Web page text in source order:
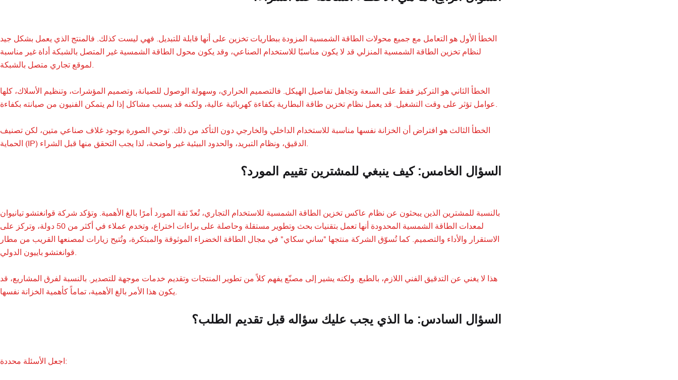
الخطأ الأول هو التعامل مع جميع محولات الطاقة الشمسية المزودة ببطاريات تخزين على أنها قابلة للتبديل. فهي ليست كذلك. فالمنتج الذي يعمل بشكل جيد
لنظام تخزين الطاقة الشمسية المنزلي قد لا يكون مناسبًا للاستخدام الصناعي، وقد يكون محول الطاقة الشمسية غير المتصل بالشبكة أداة غير مناسبة
لموقع تجاري متصل بالشبكة.
الخطأ الثاني هو التركيز فقط على السعة وتجاهل تفاصيل الهيكل. فالتصميم الحراري، وسهولة الوصول للصيانة، وتصميم المؤشرات، وتنظيم الأسلاك، كلها
عوامل تؤثر على وقت التشغيل. قد يعمل نظام تخزين طاقة البطارية بكفاءة كهربائية عالية، ولكنه قد يسبب مشاكل إذا لم يتمكن الفنيون من صيانته بكفاءة.
الخطأ الثالث هو افتراض أن الخزانة نفسها مناسبة للاستخدام الداخلي والخارجي دون التأكد من ذلك. توحي الصورة بوجود غلاف صناعي متين، لكن تصنيف
الحماية (IP) الدقيق، ونظام التبريد، والحدود البيئية غير واضحة، لذا يجب التحقق منها قبل الشراء.
السؤال الخامس: كيف ينبغي للمشترين تقييم المورد؟
بالنسبة للمشترين الذين يبحثون عن نظام عاكس تخزين الطاقة الشمسية للاستخدام التجاري، تُعدّ ثقة المورد أمرًا بالغ الأهمية. وتؤكد شركة قوانغتشو تيانيوان
لمعدات الطاقة الشمسية المحدودة أنها تعمل بتقنيات بحث وتطوير مستقلة وحاصلة على براءات اختراع، وتخدم عملاء في أكثر من 50 دولة، وتركز على
الاستقرار والأداء والتصميم. كما تُسوّق الشركة منتجها "ساني سكاي" في مجال الطاقة الخضراء الموثوقة والمبتكرة، وتُتيح زيارات لمصنعها القريب من مطار
قوانغتشو باييون الدولي.
هذا لا يغني عن التدقيق الفني اللازم، بالطبع. ولكنه يشير إلى مصنّع يفهم كلاً من تطوير المنتجات وتقديم خدمات موجهة للتصدير. بالنسبة لفرق المشاريع، قد
يكون هذا الأمر بالغ الأهمية، تماماً كأهمية الخزانة نفسها.
السؤال السادس: ما الذي يجب عليك سؤاله قبل تقديم الطلب؟
اجعل الأسئلة محددة: